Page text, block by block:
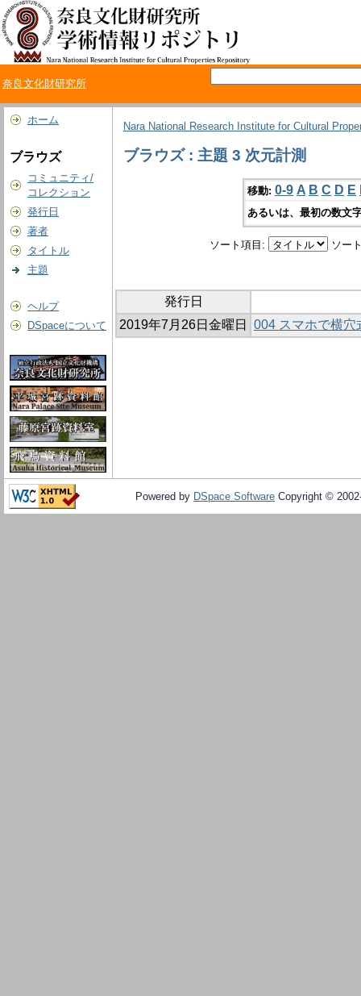
奈良文化財研究所
ホーム
ブラウズ
コミュニティ/
コレクション
発行日
著者
タイトル
主題
ヘルプ
DSpaceについて
Nara National Research Institute for Cultural
ブラウズ : 主題 3 次元計測
移動: 0-9 A B C D E
あるいは、最初の数文
ソート項目: ソー
発行日
2019年7月26日金曜日
004 スマホで横穴
Powered by DSpace Software Copyright ©